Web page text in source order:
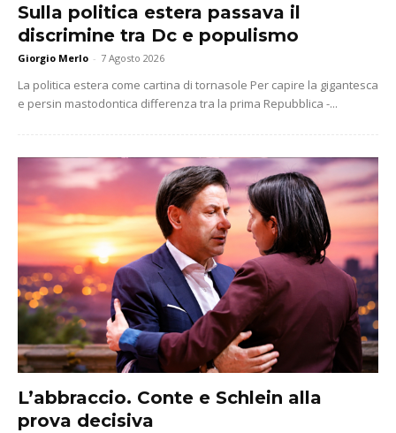
Sulla politica estera passava il
discrimine tra Dc e populismo
Giorgio Merlo - 7 Agosto 2026
La politica estera come cartina di tornasole Per capire la gigantesca
e persin mastodontica differenza tra la prima Repubblica -...
L’abbraccio. Conte e Schlein alla
prova decisiva